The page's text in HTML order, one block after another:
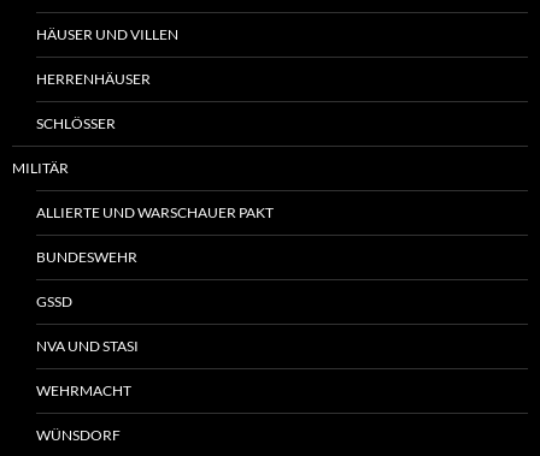
HÄUSER UND VILLEN
HERRENHÄUSER
SCHLÖSSER
MILITÄR
ALLIERTE UND WARSCHAUER PAKT
BUNDESWEHR
GSSD
NVA UND STASI
WEHRMACHT
WÜNSDORF